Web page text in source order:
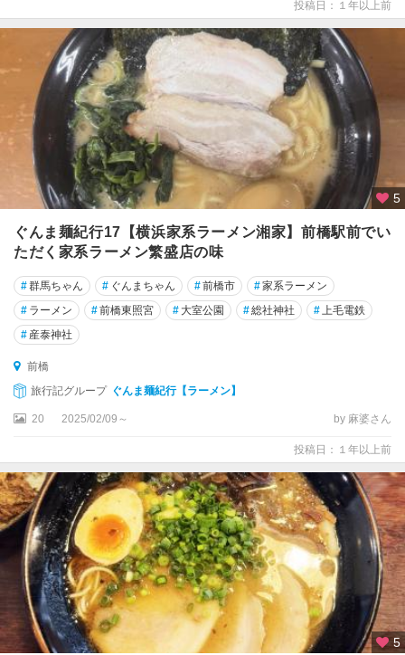
投稿日：１年以上前
5
ぐんま麺紀行17【横浜家系ラーメン湘家】前橋駅前でい
ただく家系ラーメン繁盛店の味
#群馬ちゃん # ぐんまちゃん #前橋市 #家系ラーメン
# ラーメン #前橋東照宮 # 大室公園 #総社神社 #上毛電鉄
# 産泰神社
前橋
旅行記グループ ぐんま麺紀行【ラーメン】
20 2025/02/09～ by 麻婆さん
投稿日：１年以上前
5